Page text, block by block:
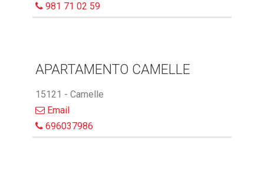
981 71 02 59
APARTAMENTO CAMELLE
15121 - Camelle
Email
696037986